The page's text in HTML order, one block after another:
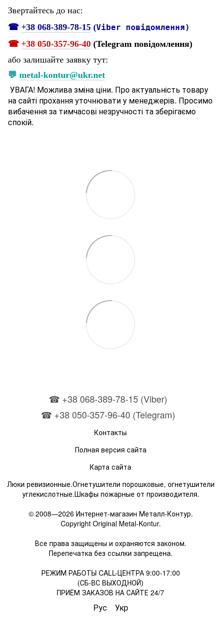
Звертайтесь до нас:
☎ +38 068-389-78-15 (Viber повідомлення)
☎ +38 050-357-96-40 (Telegram повідомлення)
або залишайте заявку тут:
💬 metal-kontur@ukr.net
УВАГА! Можлива зміна ціни. Про актуальність товару
на сайті прохання уточнювати у менеджерів. Просимо
вибачення за тимчасові незручності та зберігаємо
спокій.
☎ +38 068-389-78-15 (Viber)
☎ +38 050-357-96-40 (Telegram)
Контакты
Полная версия сайта
Карта сайта
Люки ревизионные.Огнетушители порошковые, огнетушители
углекислотные.Шкафы пожарные от производителя.
© 2008—2026 Интернет-магазин Металл-Контур.
Copyright Original Metal-Kontur.
Все права защищены и охраняются законом.
Перепечатка без ссылки запрещена.
РЕЖИМ РАБОТЫ CALL-ЦЕНТРА 9:00-17:00
(СБ-ВС ВЫХОДНОЙ)
ПРИЁМ ЗАКАЗОВ НА САЙТЕ 24/7
Рус Укр